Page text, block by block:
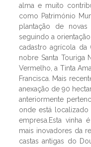
alma e muito
como Património
plantação de
seguindo a
cadastro agrícola da
nobre Santa Touriga
Vermelho, a Tinta
Francisca. Mais
anexação de 90
anteriormente
onde está
empresa.Esta
mais inovadores da
castas antigas do